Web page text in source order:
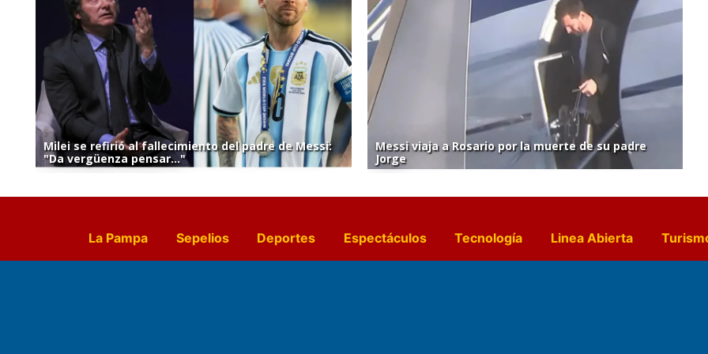
Milei se refirió al fallecimiento del padre de Messi:
"Da vergüenza pensar..."
Messi viaja a Rosario por la muerte de su padre
Jorge
La Pampa Sepelios Deportes Espectáculos Tecnología Linea Abierta